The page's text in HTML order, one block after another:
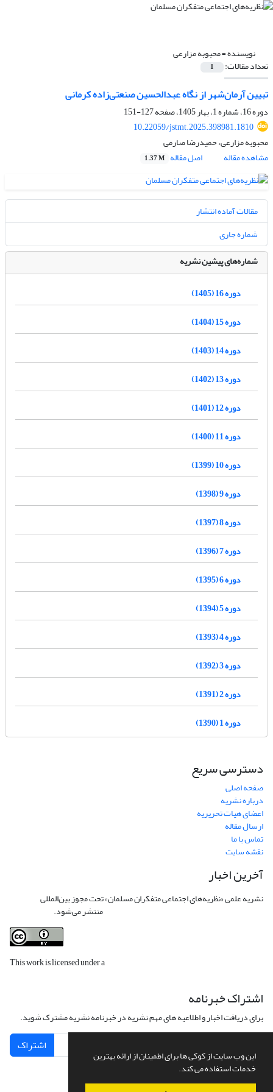
این وب سایت از کوکی ها برای اطمینان از ارائه بهترین
خدمات استفاده می کند.
نویسنده =محبوبه مزارعی
تعداد مقالات: 1
تبیین آرمان‌شهر از نگاه عبدالحسین صنعتی‌زاده کرمانی
دوره 16، شماره 1، بهار 1405، صفحه
127-151
10.22059/jstmt.2025.398981.1810
محبوبه مزارعی، حمیدرضا صارمی
مشاهده مقاله
اصل مقاله 1.37 M
مقالات آماده انتشار
شماره جاری
شماره‌های پیشین نشریه
دوره 16 (1405)
دوره 15 (1404)
دوره 14 (1403)
دوره 13 (1402)
دوره 12 (1401)
دوره 11 (1400)
دوره 10 (1399)
دوره 9 (1398)
دوره 8 (1397)
دوره 7 (1396)
دوره 6 (1395)
دوره 5 (1394)
دوره 4 (1393)
دوره 3 (1392)
دوره 2 (1391)
دوره 1 (1390)
دسترسی سریع
صفحه اصلی
درباره نشریه
اعضای هیات تحریریه
ارسال مقاله
تماس با ما
نقشه سایت
آخرین اخبار
نشریه علمی «نظریه‌های اجتماعی متفکران مسلمان» تحت مجوز بین‌المللی
منتشر می‌شود.
This work is licensed under a
اشتراک خبرنامه
برای دریافت اخبار و اطلاعیه های مهم نشریه در خبرنامه نشریه مشترک شوید.
اشتراک